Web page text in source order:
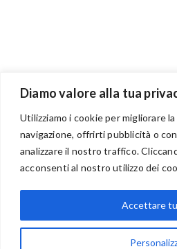
Diamo valore alla tua
Utilizziamo i cookie per migliorare
navigazione, offrirti pubblicità o
analizzare il nostro traffico.
acconsenti al nostro utilizzo dei
Accettare
BENVENUTI NEL PORTALE
via Acqua delle Noci 12
83024 Monteforte Irpino (AV)